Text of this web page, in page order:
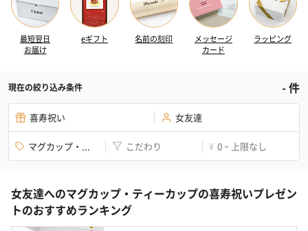
最短翌日
お届け
eギフト 名前の刻印
メッセージ
カード
ラッピング
現在の絞り込み条件 -件
喜寿祝い 女友達
マグカップ・... こだわり ¥ 0 ~ 上限なし
女友達へのマグカップ・ティーカップの喜寿祝いプレゼン
トのおすすめランキング